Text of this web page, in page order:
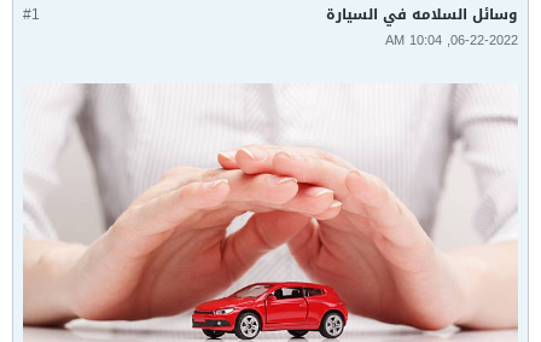
#1 وسائل السلامه في السيارة
06-22-2022, 10:04 AM